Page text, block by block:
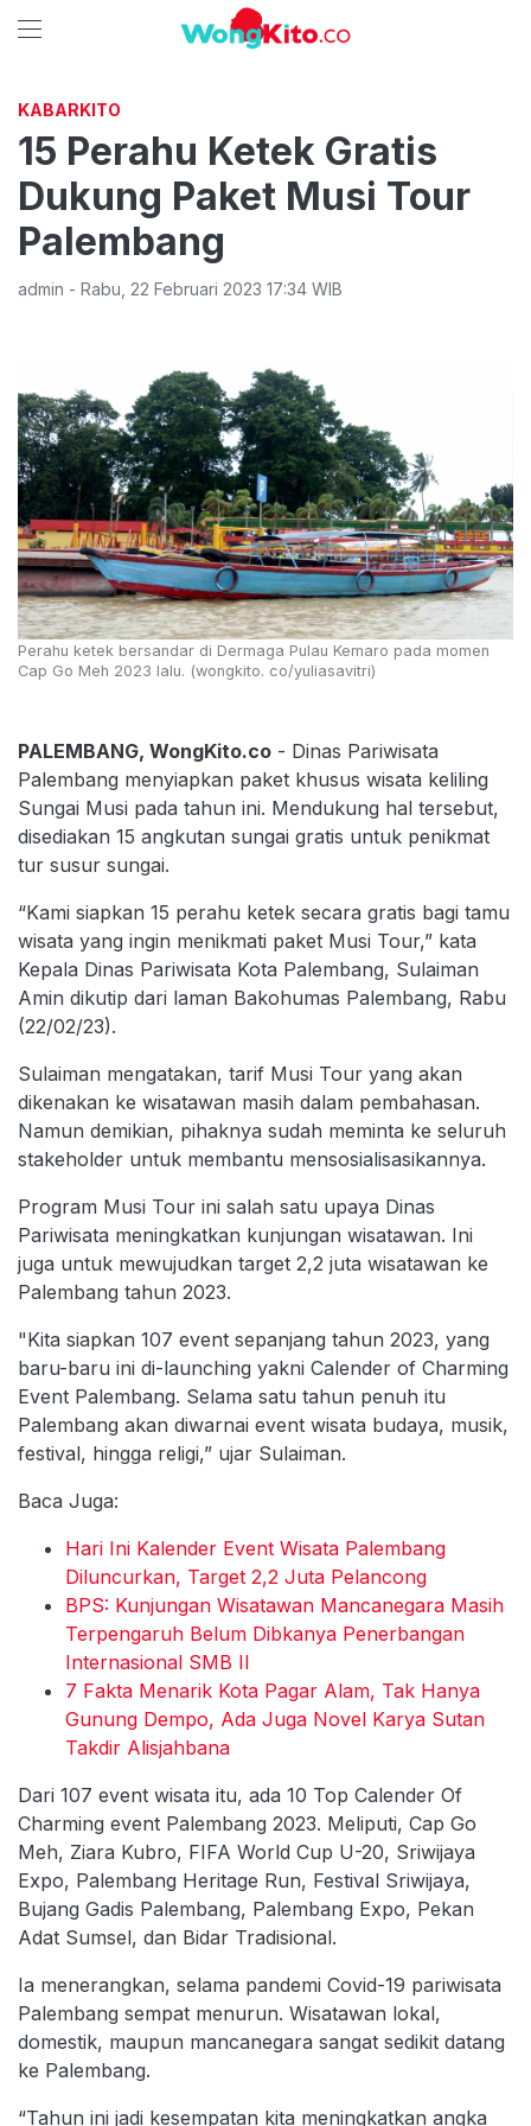
KABARKITO
15 Perahu Ketek Gratis
Dukung Paket Musi Tour
Palembang
admin - Rabu 22 Februari 2023 17:34 WIB
Perahu ketek bersandar di Dermaga Pulau Kemaro pada momen
Cap Go Meh 2023 lalu. (wongkito. co/yuliasavitri)
PALEMBANG, WongKito.co - Dinas Pariwisata
Palembang menyiapkan paket khusus wisata keliling
Sungai Musi pada tahun ini. Mendukung hal tersebut,
disediakan 15 angkutan sungai gratis untuk penikmat
tur susur sungai.
“Kami siapkan 15 perahu ketek secara gratis bagi tamu
wisata yang ingin menikmati paket Musi Tour,” kata
Kepala Dinas Pariwisata Kota Palembang, Sulaiman
Amin dikutip dari laman Bakohumas Palembang, Rabu
(22/02/23).
Sulaiman mengatakan, tarif Musi Tour yang akan
dikenakan ke wisatawan masih dalam pembahasan.
Namun demikian, pihaknya sudah meminta ke seluruh
stakeholder untuk membantu mensosialisasikannya.
Program Musi Tour ini salah satu upaya Dinas
Pariwisata meningkatkan kunjungan wisatawan. Ini
juga untuk mewujudkan target 2,2 juta wisatawan ke
Palembang tahun 2023.
"Kita siapkan 107 event sepanjang tahun 2023, yang
baru-baru ini di-launching yakni Calender of Charming
Event Palembang. Selama satu tahun penuh itu
Palembang akan diwarnai event wisata budaya, musik,
festival, hingga religi,” ujar Sulaiman.
Baca Juga:
Hari Ini Kalender Event Wisata Palembang
Diluncurkan, Target 2,2 Juta Pelancong
BPS: Kunjungan Wisatawan Mancanegara Masih
Terpengaruh Belum Dibkanya Penerbangan
Internasional SMB II
7 Fakta Menarik Kota Pagar Alam, Tak Hanya
Gunung Dempo, Ada Juga Novel Karya Sutan
Takdir Alisjahbana
Dari 107 event wisata itu, ada 10 Top Calender Of
Charming event Palembang 2023. Meliputi, Cap Go
Meh, Ziara Kubro, FIFA World Cup U-20, Sriwijaya
Expo, Palembang Heritage Run, Festival Sriwijaya,
Bujang Gadis Palembang, Palembang Expo, Pekan
Adat Sumsel, dan Bidar Tradisional.
Ia menerangkan, selama pandemi Covid-19 pariwisata
Palembang sempat menurun. Wisatawan lokal,
domestik, maupun mancanegara sangat sedikit datang
ke Palembang.
“Tahun ini jadi kesempatan kita meningkatkan angka